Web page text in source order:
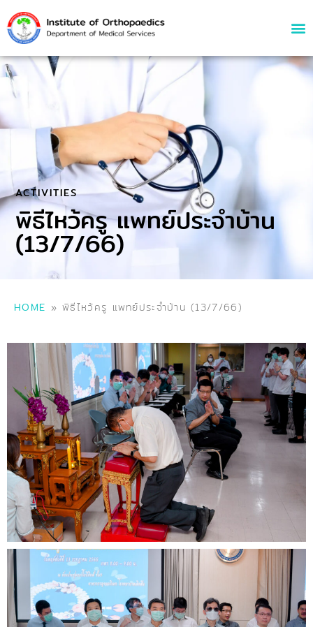
ACTIVITIES
พิธีไหว้ครู แพทย์ประจำบ้าน
(13/7/66)
HOME »พิธีไหว้ครู แพทย์ประจำบ้าน (13/7/66)